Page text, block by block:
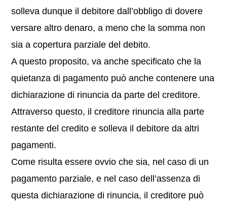
solleva dunque il debitore dall’obbligo di dovere
versare altro denaro, a meno che la somma non
sia a copertura parziale del debito.
A questo proposito, va anche specificato che la
quietanza di pagamento può anche contenere una
dichiarazione di rinuncia da parte del creditore.
Attraverso questo, il creditore rinuncia alla parte
restante del credito e solleva il debitore da altri
pagamenti.
Come risulta essere ovvio che sia, nel caso di un
pagamento parziale, e nel caso dell’assenza di
questa dichiarazione di rinuncia, il creditore può